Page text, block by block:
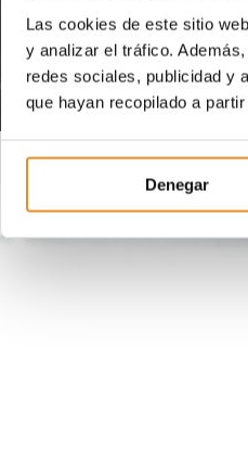
Las cookies de este sitio
y analizar el tráfico.
redes sociales, publicidad y
que hayan recopilado a
Denegar